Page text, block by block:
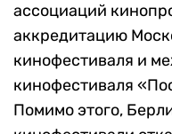
ассоциаций
аккредитацию
кинофестиваля и
кинофестиваля
Помимо этого,